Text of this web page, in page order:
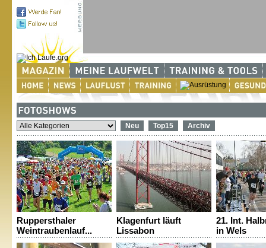
Neu Top15 Archiv
Ruppersthaler
Weintraubenlauf...
Klagenfurt läuft
Lissabon
21. Int.
in Wels